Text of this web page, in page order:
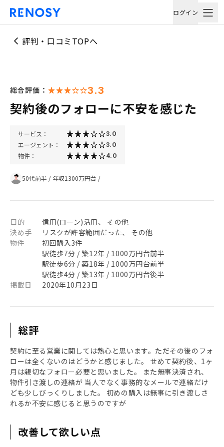
ログイン
評判・口コミTOPへ
総合評価： 3.3
契約後のフォローに不安を感じた
サービス： 3.0
エージェント： 3.0
物件： 4.0
50代前半 / 年収1300万円台 /
目的
信用(ローン)活用、 その他
決め手
リスクが許容範囲だった、 その他
物件
初回購入3件
駅徒歩7分 / 築12年 / 1000万円台前半
駅徒歩6分 / 築18年 / 1000万円台前半
駅徒歩4分 / 築13年 / 1000万円台後半
掲載日
2020年10月23日
総評
契約に至る営業に関しては熱心と思います。ただその後のフォ
ローは全くないのはどうかと感じました。 せめて契約後、1ヶ
月は親切なフォロー必要と思いました。 また無事決済され、
物件引き渡しの連絡が 当人でなく事務的なメールで連絡だけ
ども少しびっくりしました。 初めの購入は無事に引き渡しさ
れるか不安に感じると思うのですが
改善して欲しい点